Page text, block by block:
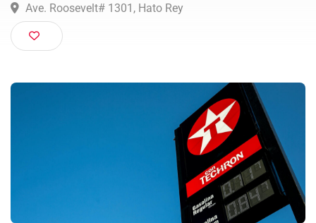
Ave. Roosevelt# 1301, Hato Rey